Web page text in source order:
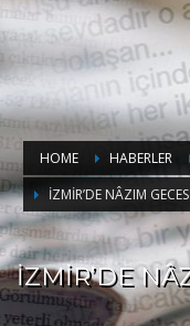
HOME HABERLER
İZMİR’DE NÂZIM
İZMİR’DE